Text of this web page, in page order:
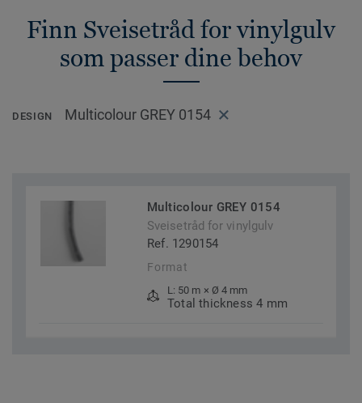
Finn Sveisetråd for vinylgulv
som passer dine behov
DESIGN Multicolour GREY 0154
Multicolour GREY 0154
Sveisetråd for vinylgulv
Ref. 1290154
Format
L: 50 m × Ø 4 mm
Total thickness 4 mm